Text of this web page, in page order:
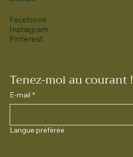
Tenez-moi au courant !
E-mail *
Langue préférée
Facebook
Instagram
Pinterest